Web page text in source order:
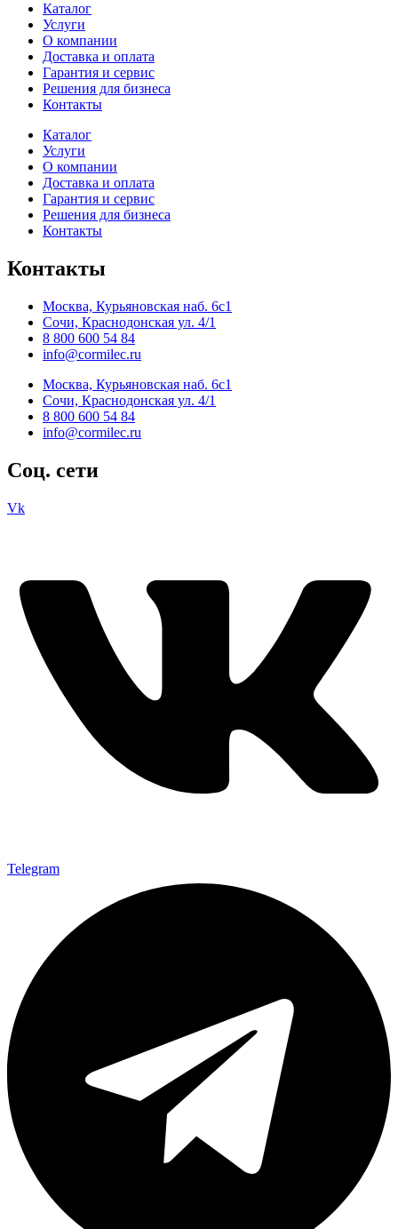
Каталог
Услуги
О компании
Доставка и оплата
Гарантия и сервис
Решения для бизнеса
Контакты
Каталог
Услуги
О компании
Доставка и оплата
Гарантия и сервис
Решения для бизнеса
Контакты
Контакты
Москва, Курьяновская наб. 6с1
Сочи, Краснодонская ул. 4/1
8 800 600 54 84
info@cormilec.ru
Москва, Курьяновская наб. 6с1
Сочи, Краснодонская ул. 4/1
8 800 600 54 84
info@cormilec.ru
Соц. сети
Vk
Telegram